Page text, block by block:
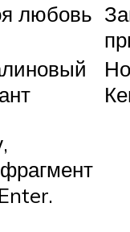
любовь